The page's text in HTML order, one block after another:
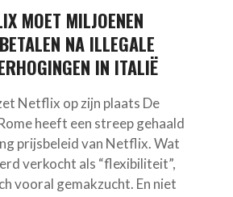
MOET MILJOENEN
NA ILLEGALE
IN ITALIË
Netflix op zijn plaats De
heeft een streep gehaald
prijsbeleid van Netflix. Wat
verkocht als “flexibiliteit”,
vooral gemakzucht. En niet